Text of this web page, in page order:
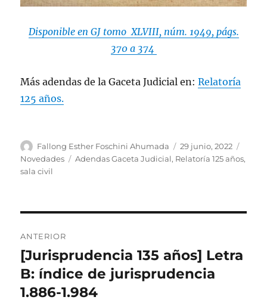
Disponible en GJ tomo XLVIII, núm. 1949, págs.
370 a 374
Más adendas de la Gaceta Judicial en:Relatoría
125 años.
Autor
Fallong Esther Foschini Ahumada
Publicado
el
29 junio, 2022
Novedades
Etiquetas
Adendas Gaceta Judicial, Relatoría 125 años,
sala civil
de
entradas
ANTERIOR
Entrada
anterior:
[Jurisprudencia 135 años] Letra
B: índice de jurisprudencia
1.886-1.984